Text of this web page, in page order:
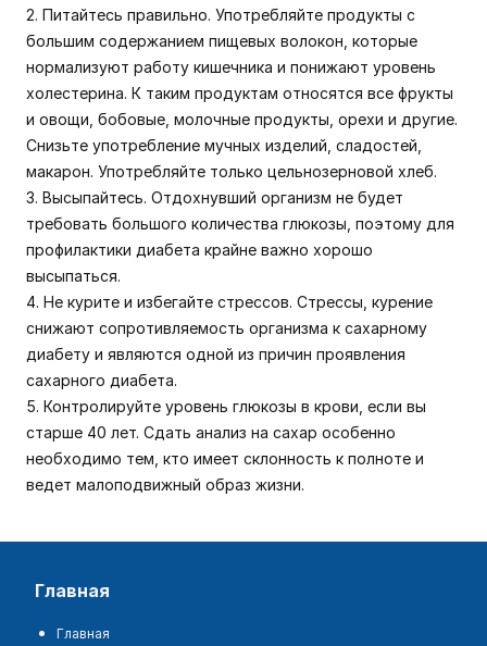
2. Питайтесь правильно. Употребляйте продукты с
большим содержанием пищевых волокон, которые
нормализуют работу кишечника и понижают уровень
холестерина. К таким продуктам относятся все фрукты
и овощи, бобовые, молочные продукты, орехи и другие.
Снизьте употребление мучных изделий, сладостей,
макарон. Употребляйте только цельнозерновой хлеб.
3. Высыпайтесь. Отдохнувший организм не будет
требовать большого количества глюкозы, поэтому для
профилактики диабета крайне важно хорошо
высыпаться.
4. Не курите и избегайте стрессов. Стрессы, курение
снижают сопротивляемость организма к сахарному
диабету и являются одной из причин проявления
сахарного диабета.
5. Контролируйте уровень глюкозы в крови, если вы
старше 40 лет. Сдать анализ на сахар особенно
необходимо тем, кто имеет склонность к полноте и
ведет малоподвижный образ жизни.
главная
Главная